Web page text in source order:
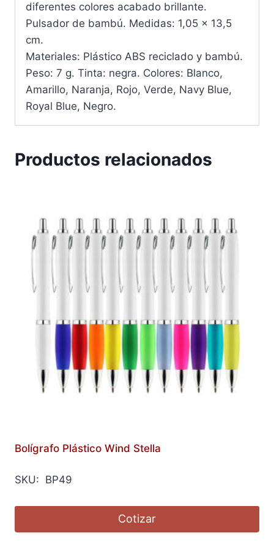
diferentes colores acabado brillante.
Pulsador de bambú. Medidas: 1,05 x 13,5
cm.
Materiales: Plástico ABS reciclado y bambú.
Peso: 7 g. Tinta: negra. Colores: Blanco,
Amarillo, Naranja, Rojo, Verde, Navy Blue,
Royal Blue, Negro.
Productos relacionados
Bolígrafo Plástico Wind Stella
SKU: BP49
Cotizar